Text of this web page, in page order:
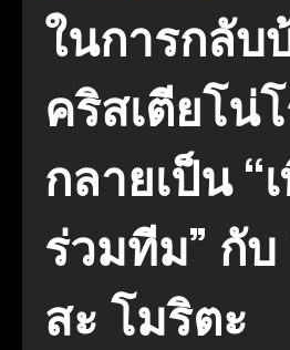
ในการกลับ
คริสเตียโน่
กลายเป็น “
ร่วมทีม” กับ
สะ โมริตะ